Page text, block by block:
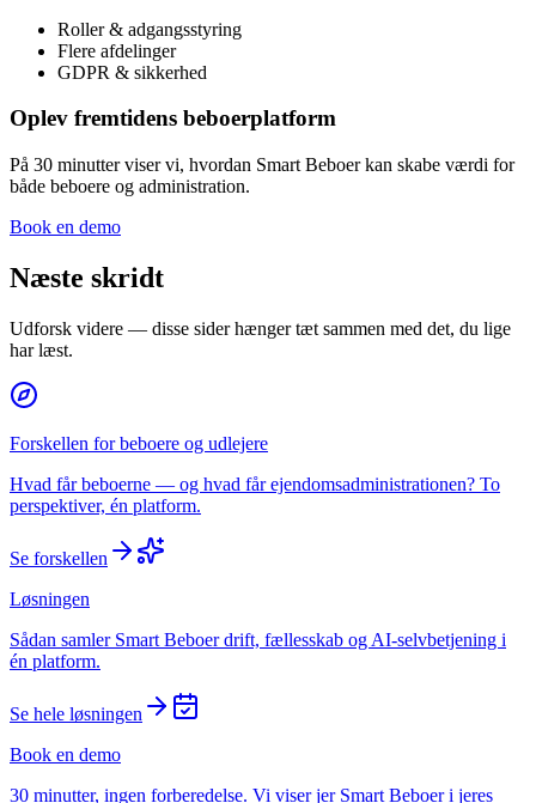
Roller & adgangsstyring
Flere afdelinger
GDPR & sikkerhed
Oplev fremtidens beboerplatform
På 30 minutter viser vi, hvordan Smart Beboer kan skabe værdi for
både beboere og administration.
Book en demo
Næste skridt
Udforsk videre — disse sider hænger tæt sammen med det, du lige
har læst.
Forskellen for beboere og udlejere
Hvad får beboerne — og hvad får ejendomsadministrationen? To
perspektiver, én platform.
Se forskellen
Løsningen
Sådan samler Smart Beboer drift, fællesskab og AI-selvbetjening i
én platform.
Se hele løsningen
Book en demo
30 minutter, ingen forberedelse. Vi viser jer Smart Beboer i jeres